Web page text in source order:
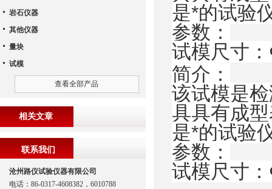
是*的试验
参数：
试模尺寸
简介：
该试模是
具具有成
是*的试验
参数：
试模尺寸
岩石仪器
其他仪器
量块
试模
查看全部产品
相关文章
联系我们
沧州路仪试验仪器有限公司
电话：86-0317-4608382，6010788